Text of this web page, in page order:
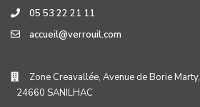
05 53 22 21 11
accueil@verrouil.com
Zone Creavallée, Avenue de Borie Marty,
24660 SANILHAC